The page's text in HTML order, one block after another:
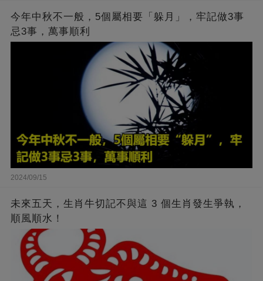
今年中秋不一般，5個屬相要「躲月」，牢記做3事
忌3事，萬事順利
2024/09/15
未來五天，生肖牛切記不與這 3 個生肖發生爭執，
順風順水！